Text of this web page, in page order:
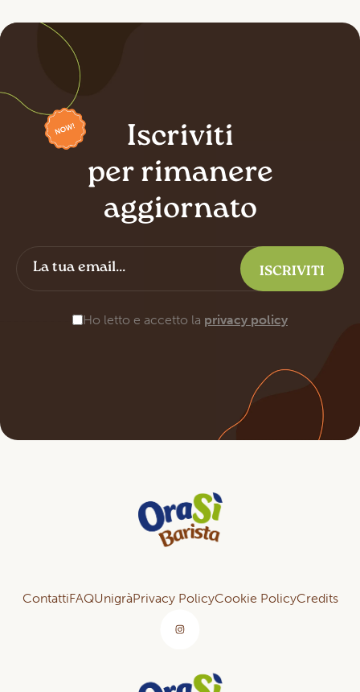
Iscriviti
per rimanere
aggiornato
Ho letto e accetto la privacy policy
ContattiFAQUnigràPrivacy PolicyCookie PolicyCredits